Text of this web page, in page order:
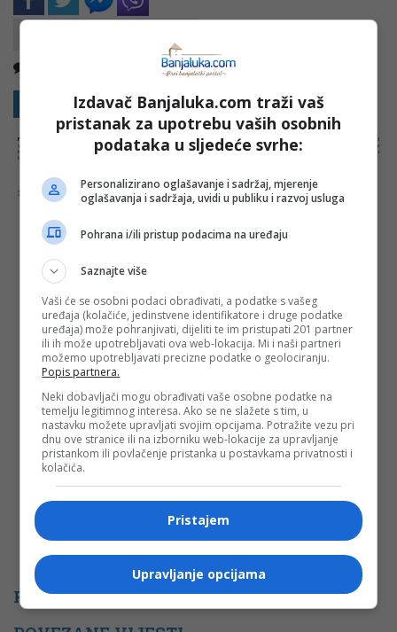
Kopirati
Sakrij sve komentare Prikaži komentare
NAPOMENA:
Komentari odražavaju stavove njihovih autora, a ne nužno i stavove internet portala Banjaluka.com. Molimo korisnike da se suzdrže od
vrijeđanja, psovanja i vulgarnog izražavanja. Portal Banjaluka.com zadržava pravo da obriše komentar bez najave i objašnjenja. Zbog velikog broja
komentara Banjaluka.com nije dužan obrisati sve komentare koji krše pravila. Kao čitalac takođe prihvatate mogućnost da među komentarima mogu
biti pronađeni sadržaji koji mogu biti u suprotnosti sa vašim vjerskim, moralnim i drugim načelima i uvjerenjima.
Šta mislite o ovoj temi?
Vaša e-mail adresa neće biti objavljena. Sva polja su
Ime*
Email*
Komentar
PROMO
Izdavač Banjaluka.com traži vaš
pristanak za upotrebu vaših osobnih
podataka u sljedeće svrhe:
Personalizirano oglašavanje i sadržaj, mjerenje
oglašavanja i sadržaja, uvidi u publiku i razvoj usluga
Pohrana i/ili pristup podacima na uređaju
Saznajte više
Vaši će se osobni podaci obrađivati, a podatke s vašeg
uređaja (kolačiće, jedinstvene identifikatore i druge podatke
uređaja) može pohranjivati, dijeliti te im pristupati 201 partner
ili ih može upotrebljavati ova web-lokacija. Mi i naši partneri
možemo upotrebljavati precizne podatke o geolociranju.
Popis partnera.
Neki dobavljači mogu obrađivati vaše osobne podatke na
temelju legitimnog interesa. Ako se ne slažete s tim, u
nastavku možete upravljati svojim opcijama. Potražite vezu pri
dnu ove stranice ili na izborniku web-lokacije za upravljanje
pristankom ili povlačenje pristanka u postavkama privatnosti i
kolačića.
Pristajem
Upravljanje opcijama